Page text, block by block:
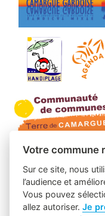
Votre commune
Sur ce site, nous
l’audience et
Vous pouvez
allez autoriser.Je